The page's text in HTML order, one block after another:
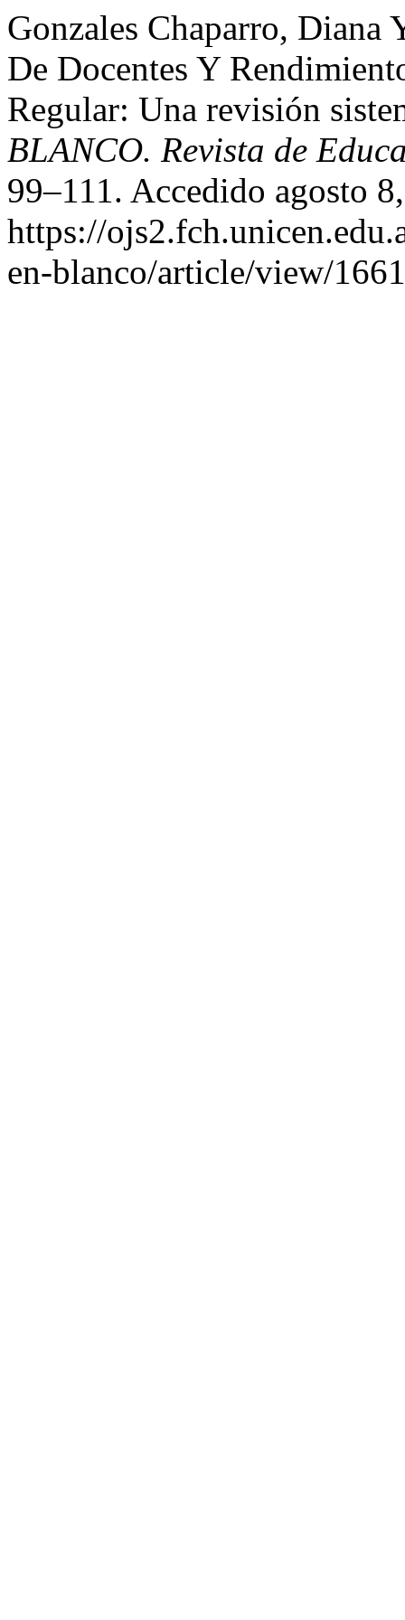
Gonzales Chaparro, Diana
De Docentes Y
Regular: Una revisión
BLANCO. Revista de
99–111. Accedido agosto
https://
en-blanco/article/view/